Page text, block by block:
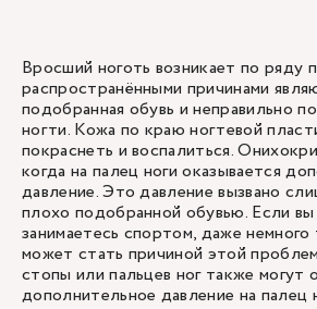
Вросший ноготь возникает по ряду
распространёнными причинами
подобранная обувь и неправильно
ногти. Кожа по краю ногтевой
покраснеть и воспалиться.
когда на палец ноги оказывается
давление. Это давление вызвано
плохо подобранной обувью. Если
занимаетесь спортом, даже немного
может стать причиной этой
стопы или пальцев ног также могут
дополнительное давление на палец